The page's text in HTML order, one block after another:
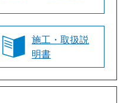
施工・取扱説
明書